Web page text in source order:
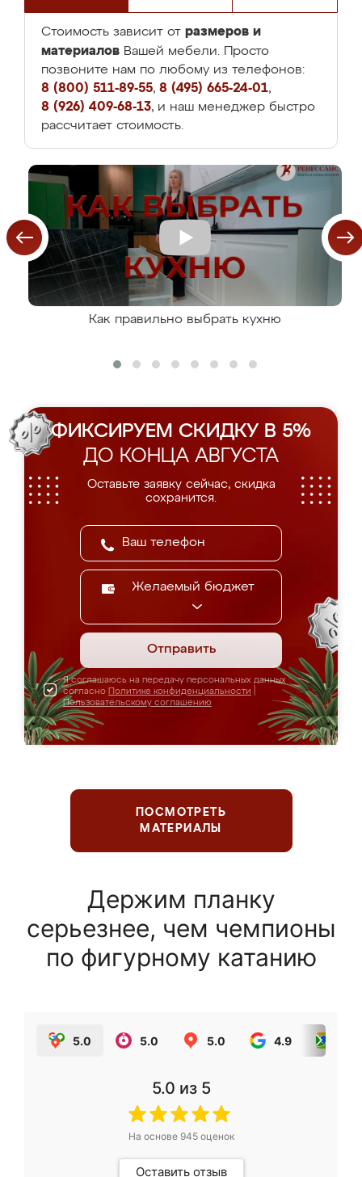
Стоимость зависит от размеров и
материалов Вашей мебели. Просто
позвоните нам по любому из телефонов:
8 (800) 511-89-55, 8 (495) 665-24-01,
8 (926) 409-68-13, и наш менеджер быстро
рассчитает стоимость.
Как правильно выбрать кухню
ФИКСИРУЕМ СКИДКУ В 5%
ДО КОНЦА АВГУСТА
Оставьте заявку сейчас, скидка
сохранится.
Желаемый бюджет
Отправить
Я соглашаюсь на передачу персональных данных
согласно Политике конфиденциальности
Пользовательскому соглашению
ПОСМОТРЕТЬ
МАТЕРИАЛЫ
Держим планку
серьезнее, чем чемпионы
по фигурному катанию
5.0 5.0 5.0 4.9
5.0 из 5
На основе 945оценок
Оставить отзыв